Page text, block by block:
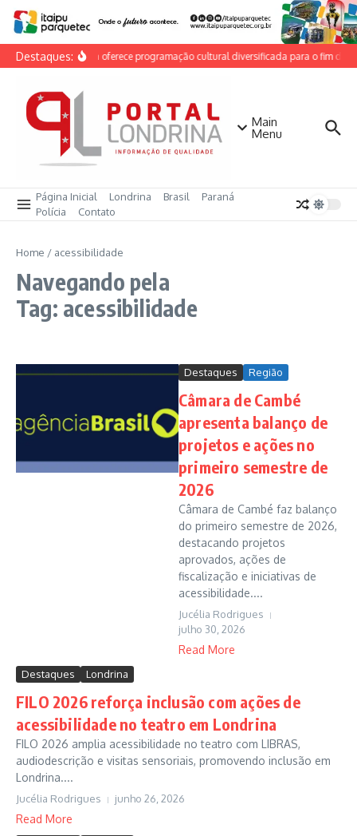
Ir para o conteúdo
Destaques:Londrina oferece programação cultural diversificada para o fim de
Main
Menu
Página Inicial Londrina Brasil
Paraná
Polícia
Contato
Home / acessibilidade
Navegando pela
Tag: acessibilidade
Destaques Região
Câmara de Cambé
apresenta balanço de
projetos e ações no
primeiro semestre de
2026
Câmara de Cambé faz balanço
do primeiro semestre de 2026,
destacando projetos
aprovados, ações de
fiscalização e iniciativas de
acessibilidade....
Jucélia Rodrigues
julho 30, 2026
Read More
Destaques Londrina
FILO 2026 reforça inclusão com ações de
acessibilidade no teatro em Londrina
FILO 2026 amplia acessibilidade no teatro com LIBRAS,
audiodescrição e visitas sensoriais, promovendo inclusão em
Londrina....
Jucélia Rodrigues junho 26, 2026
Read More